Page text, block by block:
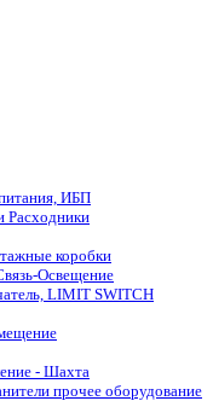
ИБП
Расходники
коробки
Освещение
LIMIT SWITCH
- Шахта
прочее оборудование